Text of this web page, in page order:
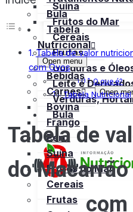
Suína
Frutos do Mar
Cereais
Frutas
Gorduras e
Leite e
Verduras,
Bula
Bula
Tabela
Nutricional
Open menu
Bebidas
Carnes
Open
Bovina
Frango
Peru
Suína
Frutos do Mar
Cereais
Frutas
Tabela de valor
com Ovos
O que é?
Tabela Nutricional
Tabela de
do
com